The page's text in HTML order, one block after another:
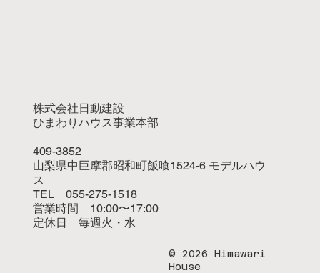
株式会社日動建設
ひまわりハウス事業本部
409-3852
山梨県中巨摩郡昭和町飯喰1524-6 モデルハウ
ス
TEL 055-275-1518
営業時間 10:00〜17:00
定休日 毎週火・水
© 2026 Himawari
House